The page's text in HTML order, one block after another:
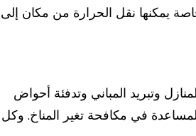
يمكنها نقل الحرارة من مكان إلى
وتبريد المباني وتدفئة أحواض
في مكافحة تغير المناخ. وكل